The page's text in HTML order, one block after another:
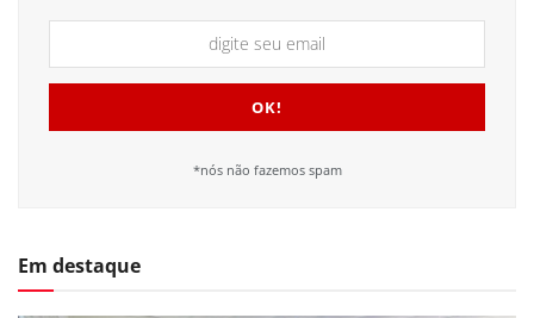
*nós não fazemos spam
Em destaque